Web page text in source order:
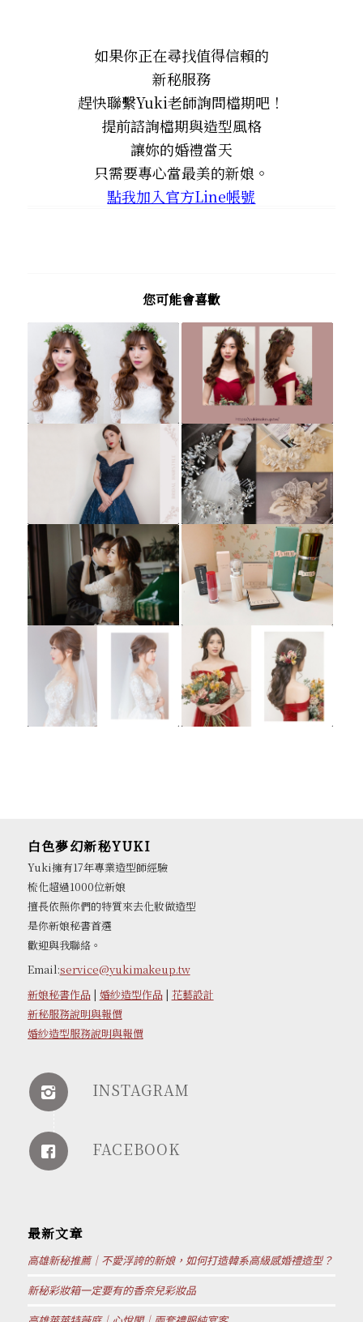
如果你正在尋找值得信賴的
新秘服務
趕快聯繫Yuki老師詢問檔期吧！
提前諮詢檔期與造型風格
讓妳的婚禮當天
只需要專心當最美的新娘。
點我加入官方Line帳號
您可能會喜歡
白色夢幻新秘YUKI
Yuki擁有17年專業造型師經驗
梳化超過1000位新娘
擅長依照你們的特質來去化妝做造型
是你新娘秘書首選
歡迎與我聯絡。
Email:service@yukimakeup.tw
新娘秘書作品| 婚紗造型作品| 花藝設計
新秘服務說明與報價
婚紗造型服務說明與報價
INSTAGRAM
FACEBOOK
最新文章
高雄新秘推薦｜不愛浮誇的新娘，如何打造韓系高級感婚禮造型？
新秘彩妝箱一定要有的香奈兒彩妝品